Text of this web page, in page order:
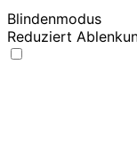
Blindenmodus
Reduziert